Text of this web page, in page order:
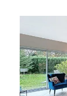
168 m , 5
Ref : 401
Maison